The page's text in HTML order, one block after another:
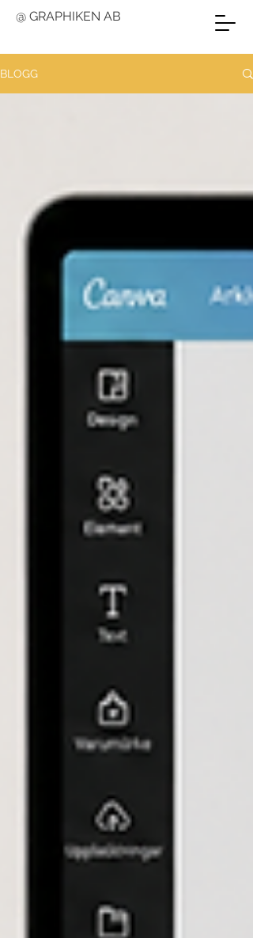
@ GRAPHIKEN AB
BLOGG